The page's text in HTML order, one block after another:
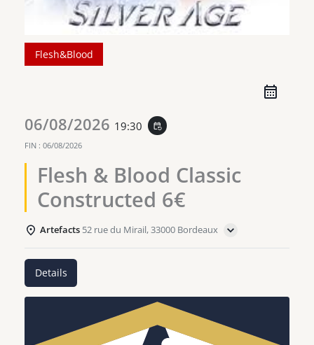
Flesh&Blood
06/08/2026 19:30 event_repeat
FIN : 06/08/2026
Flesh & Blood Classic
Constructed 6€
Artefacts 52 rue du Mirail, 33000 Bordeaux
Details